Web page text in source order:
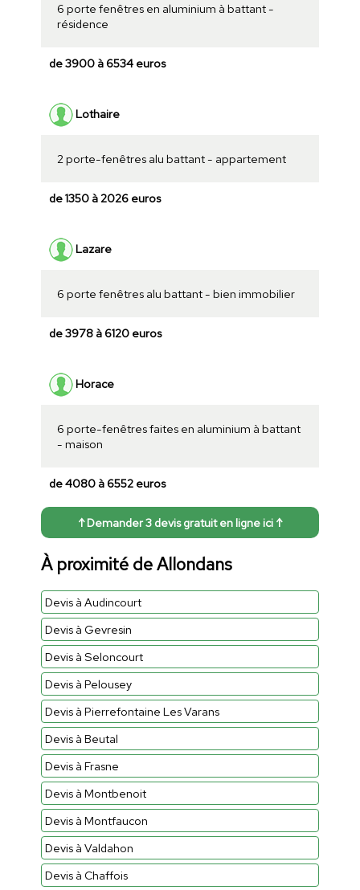
6 porte fenêtres en aluminium à battant -
résidence
de 3900 à 6534 euros
Lothaire
2 porte-fenêtres alu battant - appartement
de 1350 à 2026 euros
Lazare
6 porte fenêtres alu battant - bien immobilier
de 3978 à 6120 euros
Horace
6 porte-fenêtres faites en aluminium à battant
- maison
de 4080 à 6552 euros
↑ Demander 3 devis gratuit en ligne ici ↑
À proximité de Allondans
Devis à Audincourt
Devis à Gevresin
Devis à Seloncourt
Devis à Pelousey
Devis à Pierrefontaine Les Varans
Devis à Beutal
Devis à Frasne
Devis à Montbenoit
Devis à Montfaucon
Devis à Valdahon
Devis à Chaffois